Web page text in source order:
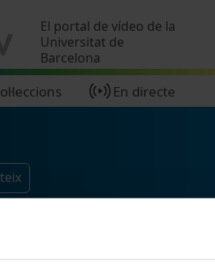
El portal de vídeo de la
Universitat de
Barcelona
En directe